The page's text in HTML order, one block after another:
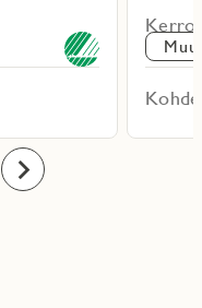
Eteenpäin